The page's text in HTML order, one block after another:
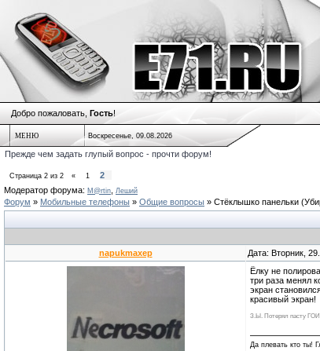
Добро пожаловать, Гость!
МЕНЮ Воскресенье, 09.08.2026
Прежде чем задать глупый вопрос - прочти форум!
Страница 2 из 2 « 1
2
Модератор форума: M@rtin Леший
Форум » Мобильные телефоны » Общие вопросы » Стёклышко панельки
napukmaxep Дата: Вторник,
Ёлку не
три раза менял
экран
красивый экран!
З.Ы. Потерял пасту ГОИ.
Да плевать кто ты!